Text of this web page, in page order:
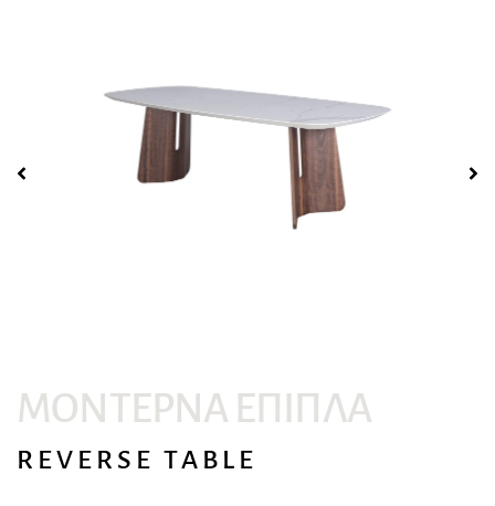
ΜΟΝΤΈΡΝΑ ΈΠΙΠΛΑ
REVERSE TABLE
Ονοματεπώνυμο*
Μήνυμα*